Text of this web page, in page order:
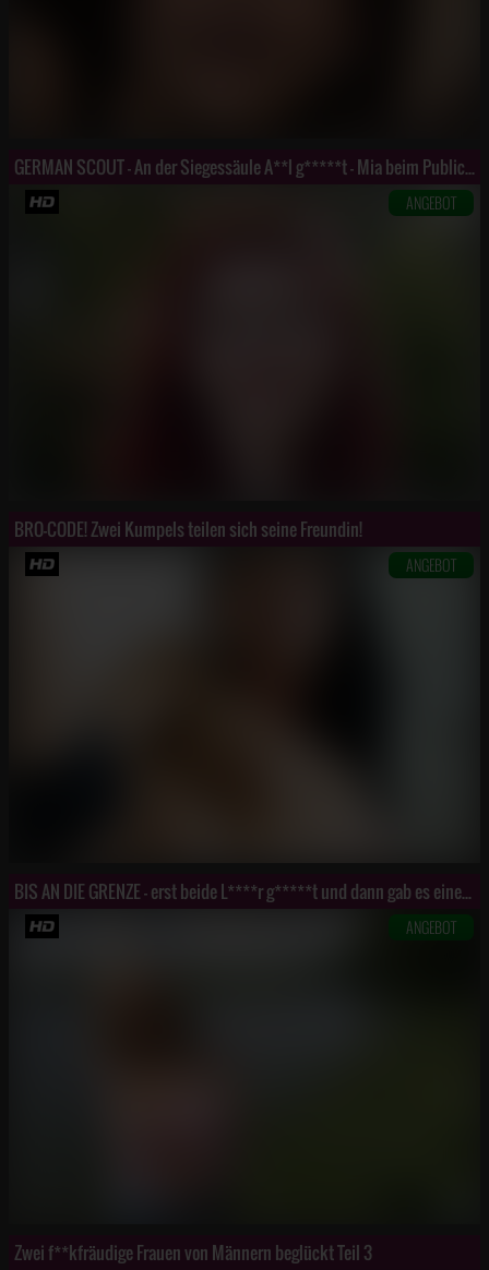
GERMAN SCOUT - An der Siegessäule A**l g*****t - Mia beim Public Viewing abgeschleppt 2
ANGEBOT
BRO-CODE! Zwei Kumpels teilen sich seine Freundin!
ANGEBOT
BIS AN DIE GRENZE - erst beide L****r g*****t und dann gab es einen Double F**t!
ANGEBOT
Zwei f**kfräudige Frauen von Männern beglückt Teil 3